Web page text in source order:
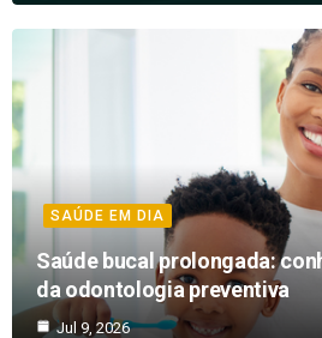
SAÚDE EM DIA
Saúde bucal prolongada:
da odontologia preventiva
Jul 9, 2026